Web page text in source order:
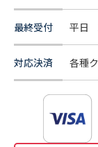
最終受付 平日
対応決済 各種